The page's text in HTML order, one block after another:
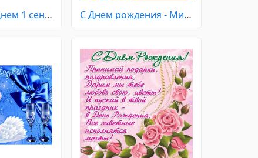
Открытка с Днем 1 сентября С Днем рождения - Михаил